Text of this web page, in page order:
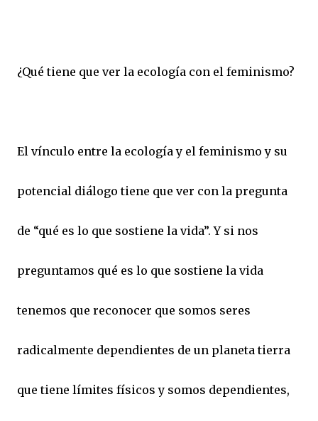
¿Qué tiene que ver la ecología con el feminismo?
El vínculo entre la ecología y el feminismo y su
potencial diálogo tiene que ver con la pregunta
de “qué es lo que sostiene la vida”. Y si nos
preguntamos qué es lo que sostiene la vida
tenemos que reconocer que somos seres
radicalmente dependientes de un planeta tierra
que tiene límites físicos y somos dependientes,